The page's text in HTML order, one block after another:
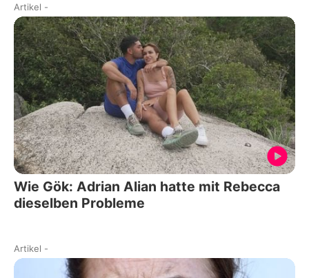
Artikel -
Wie Gök: Adrian Alian hatte mit Rebecca
dieselben Probleme
Artikel -